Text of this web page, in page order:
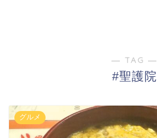
― TAG ―
#聖護院
グルメ